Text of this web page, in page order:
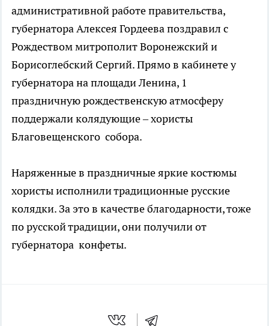
административной работе правительства,
губернатора Алексея Гордеева поздравил с
Рождеством митрополит Воронежский и
Борисоглебский Сергий. Прямо в кабинете у
губернатора на площади Ленина, 1
праздничную рождественскую атмосферу
поддержали колядующие – хористы
Благовещенского собора.
Наряженные в праздничные яркие костюмы
хористы исполнили традиционные русские
колядки. За это в качестве благодарности, тоже
по русской традиции, они получили от
губернатора конфеты.